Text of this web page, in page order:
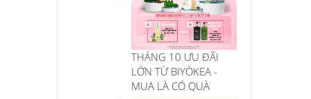
THÁNG 10 ƯU ĐÃI
LỚN TỪ BIYÒKEA -
MUA LÀ CÓ QUÀ